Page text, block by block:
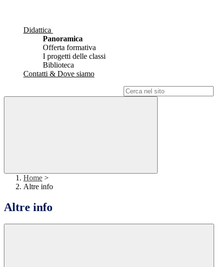
Didattica
Panoramica
Offerta formativa
I progetti delle classi
Biblioteca
Contatti & Dove siamo
Home >
Altre info
Altre info